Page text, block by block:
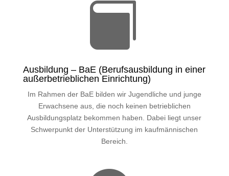

Ausbildung – BaE (Berufsausbildung in einer
außerbetrieblichen Einrichtung)
Im Rahmen der BaE bilden wir Jugendliche und junge
Erwachsene aus, die noch keinen betrieblichen
Ausbildungsplatz bekommen haben. Dabei liegt unser
Schwerpunkt der Unterstützung im kaufmännischen
Bereich.